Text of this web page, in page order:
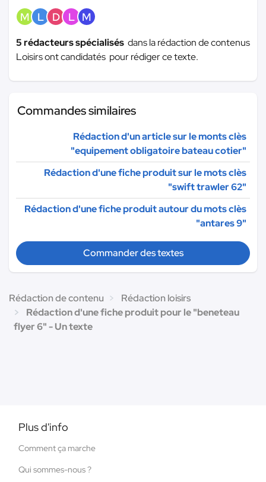
M L D L M
5 rédacteurs spécialisés dans la rédaction de contenus
Loisirs ont candidatés pour rédiger ce texte.
Commandes similaires
Rédaction d'un article sur le monts clès
"equipement obligatoire bateau cotier"
Rédaction d'une fiche produit sur le mots clès
"swift trawler 62"
Rédaction d'une fiche produit autour du mots clès
"antares 9"
Commander des textes
Rédaction de contenu
Rédaction loisirs
Rédaction d'une fiche produit pour le "beneteau
flyer 6" - Un texte
Plus d'info
Comment ça marche
Qui sommes-nous ?